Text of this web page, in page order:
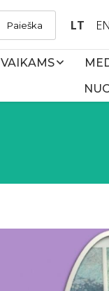
Paieška LT EN
VAIKAMS